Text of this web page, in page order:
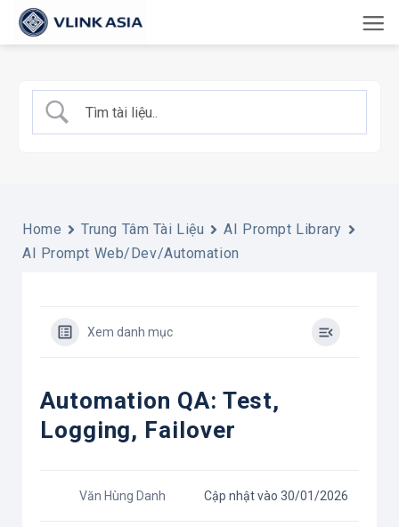
qua
dung
Home Trung Tâm Tài Liệu
AI Prompt Library
AI Prompt Web/Dev/Automation
Xem danh mục
Automation QA: Test,
Logging, Failover
Văn Hùng Danh Cập nhật vào 30/01/2026